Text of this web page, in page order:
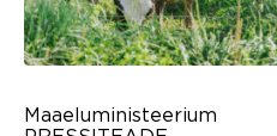
Maaeluministeerium